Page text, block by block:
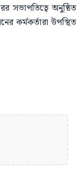
সভাপতিত্বে অনুষ্ঠিত
কর্মকর্তারা উপস্থিত